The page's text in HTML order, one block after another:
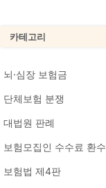
카테고리
뇌·심장 보험금
단체보험 분쟁
대법원 판례
보험모집인 수수료 환수
보험법 제4판